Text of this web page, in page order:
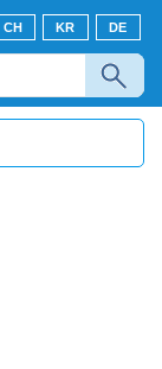
CH KR DE